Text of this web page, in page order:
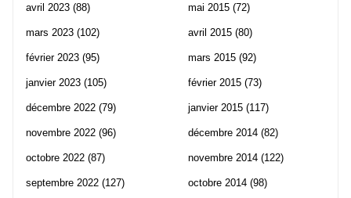
avril 2023 (88)
mars 2023 (102)
février 2023 (95)
janvier 2023 (105)
décembre 2022 (79)
novembre 2022 (96)
octobre 2022 (87)
septembre 2022 (127)
mai 2015 (72)
avril 2015 (80)
mars 2015 (92)
février 2015 (73)
janvier 2015 (117)
décembre 2014 (82)
novembre 2014 (122)
octobre 2014 (98)